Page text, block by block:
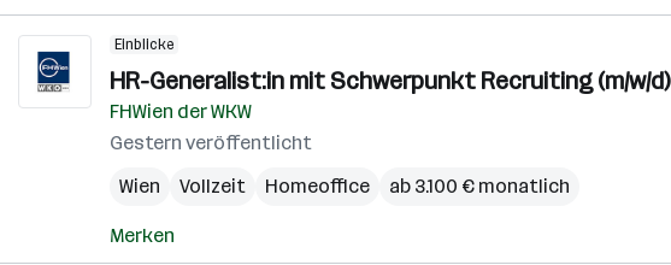
Einblicke
HR-Generalist:in mit Schwerpunkt Recruiting (m/w/d)
FHWien der WKW
Gestern veröffentlicht
Wien
Vollzeit Homeoffice ab 3.100 € monatlich
Merken